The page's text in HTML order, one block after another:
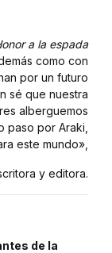
a la espada
como con
por un futuro
sé que nuestra
alberguemos
paso por Araki,
este mundo»,
y editora.
de la